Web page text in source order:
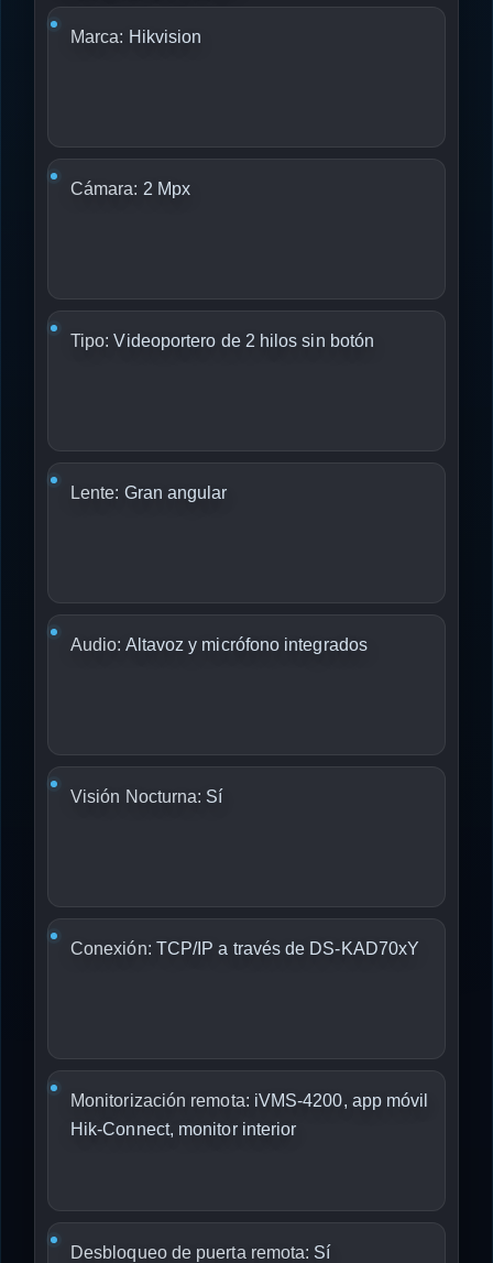
Marca: Hikvision
Cámara: 2 Mpx
Tipo: Videoportero de 2 hilos sin botón
Lente: Gran angular
Audio: Altavoz y micrófono integrados
Visión Nocturna: Sí
Conexión: TCP/IP a través de DS-KAD70xY
Monitorización remota: iVMS-4200, app móvil
Hik-Connect, monitor interior
Desbloqueo de puerta remota: Sí